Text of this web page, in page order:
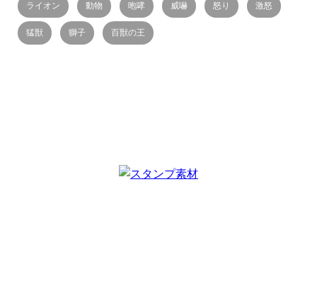
ライオン 動物 咆哮 威嚇 怒り 激怒
猛獣 獅子 百獣の王